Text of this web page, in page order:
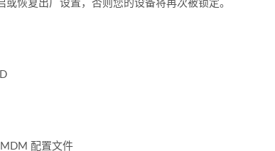
或恢复出厂设置，否则您的设备将再次被锁定。
配置文件